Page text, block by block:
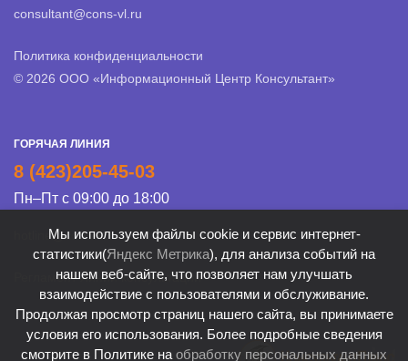
consultant@cons-vl.ru
Политика конфиденциальности
© 2026 ООО «Информационный Центр Консультант»
ГОРЯЧАЯ ЛИНИЯ
8 (423)205-45-03
Пн–Пт с 09:00 до 18:00
hotline@cons-vl.ru
Регламент Линии консультации
Мы используем файлы cookie и сервис интернет-
статистики(Яндекс Метрика), для анализа событий на
нашем веб-сайте, что позволяет нам улучшать
взаимодействие с пользователями и обслуживание.
Продолжая просмотр страниц нашего сайта, вы принимаете
условия его использования. Более подробные сведения
смотрите в Политике на обработку персональных данных